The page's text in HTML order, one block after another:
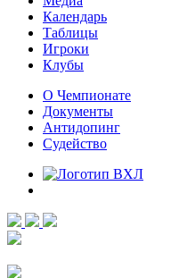
Календарь
Таблицы
Игроки
Клубы
О Чемпионате
Документы
Антидопинг
Судейство